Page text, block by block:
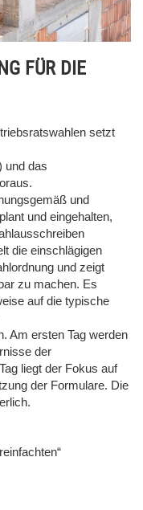
FÜR DIE
setzt
und das
und
und eingehalten,
die einschlägigen
und zeigt
zu machen. Es
auf die typische
Am ersten Tag werden
der
liegt der Fokus auf
der Formulare. Die